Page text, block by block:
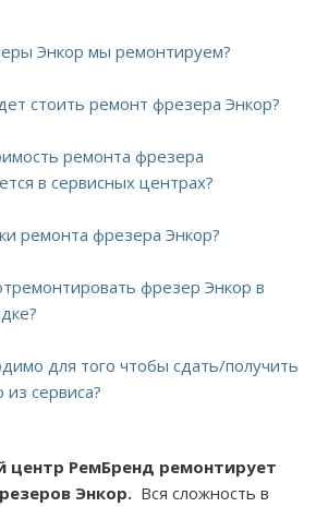
Энкор мы ремонтируем?
стоить ремонт фрезера Энкор?
ремонта фрезера
в сервисных центрах?
ремонта фрезера Энкор?
фрезер Энкор в
для того чтобы сдать/получить
сервиса?
центр РемБренд ремонтирует
Энкор. Вся сложность в